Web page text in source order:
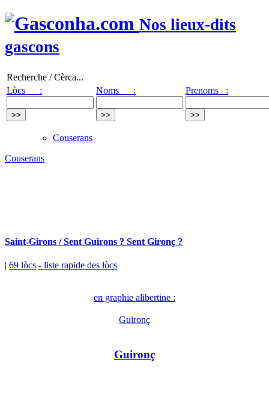
Nos lieux-dits
gascons
Recherche / Cèrca...
Lòcs :
Noms : Prenoms :
Couserans
Couserans
Saint-Girons / Sent Guirons ? Sent Gironç ?
| 69 lòcs - liste rapide des lòcs
en graphie alibertine :
Guironç
Guironç